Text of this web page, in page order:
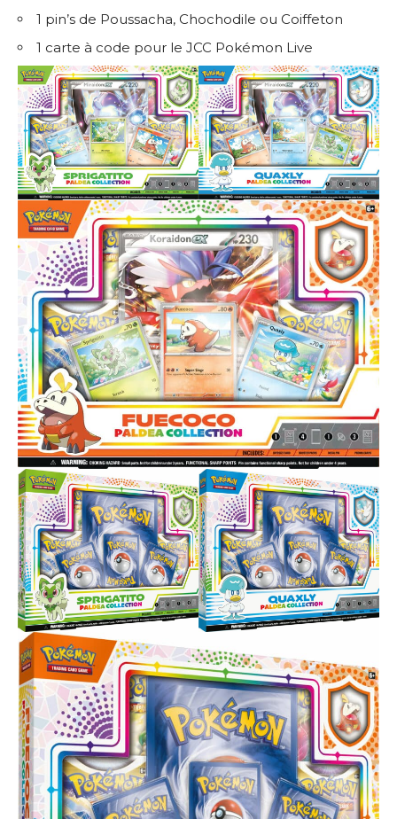
1 pin’s de Poussacha, Chochodile ou Coiffeton
1 carte à code pour le JCC Pokémon Live